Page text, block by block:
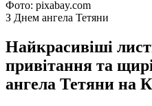
Фото: pixabay.com
З Днем ангела Тетяни
Найкрасивіші
привітання та
ангела Тетяни на